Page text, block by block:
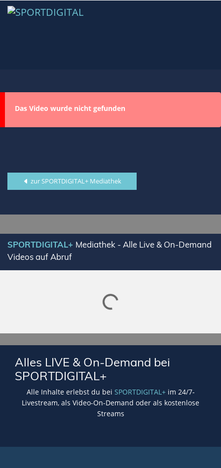
Das Video wurde nicht gefunden
zur SPORTDIGITAL+ Mediathek
SPORTDIGITAL+ Mediathek - Alle Live & On-Demand
Videos auf Abruf
Lade SPORTDIGITAL+ Mediathek
Alles LIVE & On-Demand bei
SPORTDIGITAL+
Alle Inhalte erlebst du bei SPORTDIGITAL+im 24/7-
Livestream, als Video-On-Demand oder als kostenlose
Streams